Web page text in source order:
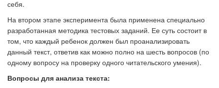
себя.
На втором этапе эксперимента была применена специально
разработанная методика тестовых заданий. Ее суть состоит в
том, что каждый ребенок должен был проанализировать
данный текст, ответив как можно полно на шесть вопросов (по
одному вопросу на проверку одного читательского умения).
Вопросы для анализа текста: